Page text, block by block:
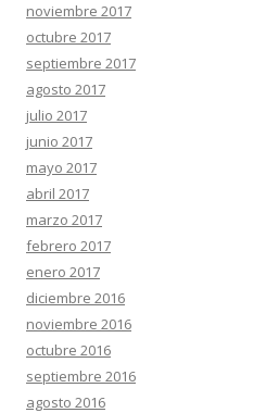
noviembre 2017
octubre 2017
septiembre 2017
agosto 2017
julio 2017
junio 2017
mayo 2017
abril 2017
marzo 2017
febrero 2017
enero 2017
diciembre 2016
noviembre 2016
octubre 2016
septiembre 2016
agosto 2016